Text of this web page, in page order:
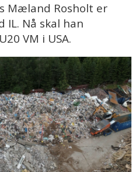
Mæland Rosholt er
IL. Nå skal han
VM i USA.